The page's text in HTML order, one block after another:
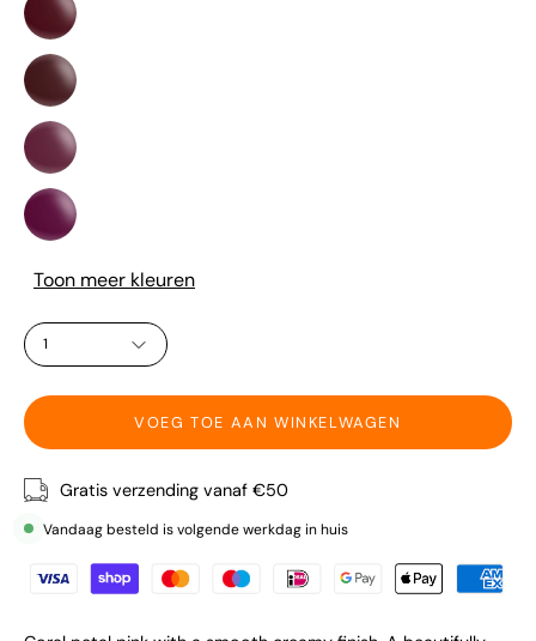
Ember
-
Firefly
Flicker
50
-
Carmine
Couture
51
-
Lavender
Lush
52
-
Aura
Toon meer kleuren
HOEVEELHEID
1
VOEG TOE AAN WINKELWAGEN
Gratis verzending vanaf €50
Vandaag besteld is volgende werkdag in huis